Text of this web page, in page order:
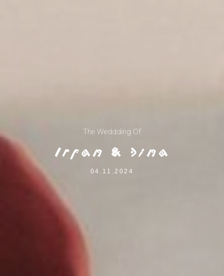
The Weddding Of
Irfan & Dina
04.11.2024